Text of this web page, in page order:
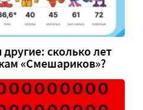
сколько лет
«Смешариков»?